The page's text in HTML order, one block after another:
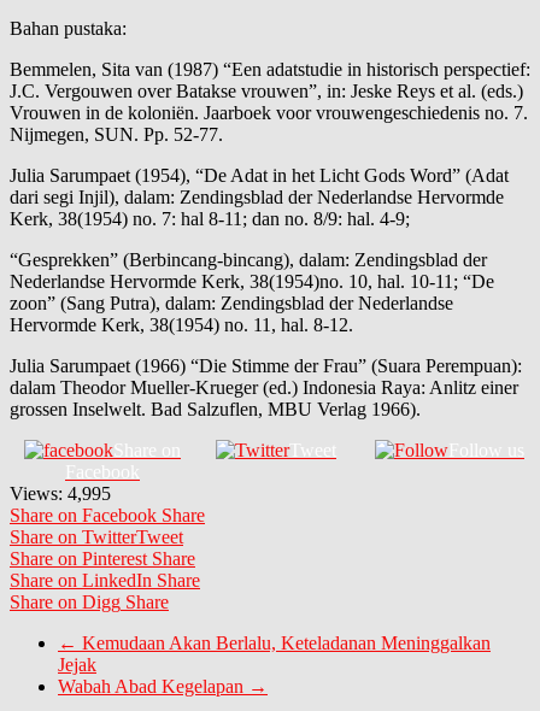
Bahan pustaka:
Bemmelen, Sita van (1987) “Een adatstudie in historisch perspectief:
J.C. Vergouwen over Batakse vrouwen”, in: Jeske Reys et al. (eds.)
Vrouwen in de koloniën. Jaarboek voor vrouwengeschiedenis no. 7.
Nijmegen, SUN. Pp. 52-77.
Julia Sarumpaet (1954), “De Adat in het Licht Gods Word” (Adat
dari segi Injil), dalam: Zendingsblad der Nederlandse Hervormde
Kerk, 38(1954) no. 7: hal 8-11; dan no. 8/9: hal. 4-9;
“Gesprekken” (Berbincang-bincang), dalam: Zendingsblad der
Nederlandse Hervormde Kerk, 38(1954)no. 10, hal. 10-11; “De
zoon” (Sang Putra), dalam: Zendingsblad der Nederlandse
Hervormde Kerk, 38(1954) no. 11, hal. 8-12.
Julia Sarumpaet (1966) “Die Stimme der Frau” (Suara Perempuan):
dalam Theodor Mueller-Krueger (ed.) Indonesia Raya: Anlitz einer
grossen Inselwelt. Bad Salzuflen, MBU Verlag 1966).
Share on
Facebook
Tweet Follow us
Views: 4,995
Share on Facebook Share
Share on TwitterTweet
Share on Pinterest Share
Share on LinkedIn Share
Share on Digg Share
← Kemudaan Akan Berlalu, Keteladanan Meninggalkan
Jejak
Wabah Abad Kegelapan →